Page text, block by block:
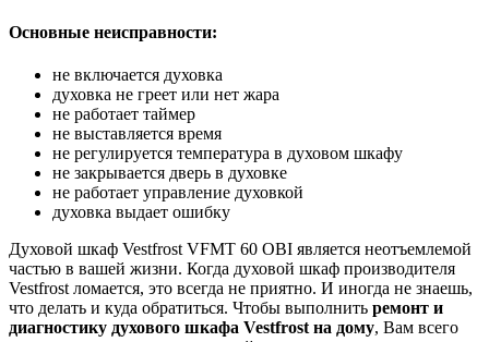
Основные неисправности:
не включается духовка
духовка не греет или нет жара
не работает таймер
не выставляется время
не регулируется температура в духовом шкафу
не закрывается дверь в духовке
не работает управление духовкой
духовка выдает ошибку
Духовой шкаф Vestfrost VFMT 60 OBI является неотъемлемой
частью в вашей жизни. Когда духовой шкаф производителя
Vestfrost ломается, это всегда не приятно. И иногда не знаешь,
что делать и куда обратиться. Чтобы выполнить ремонт и
диагностику духового шкафа Vestfrost на дому, Вам всего